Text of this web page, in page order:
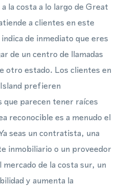
la costa a lo largo de Great
a clientes en este
de inmediato que eres
de un centro de llamadas
otro estado. Los clientes en
prefieren
parecen tener raíces
reconocible es a menudo el
seas un contratista, una
inmobiliario o un proveedor
de la costa sur, un
y aumenta la